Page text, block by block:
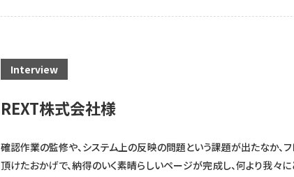
Interview
REXT株式会社様
確認作業の監修や、システム上の反映の問題という課題が出たなか、
頂けたおかげで、納得のいく素晴らしいページが完成し、何より我々